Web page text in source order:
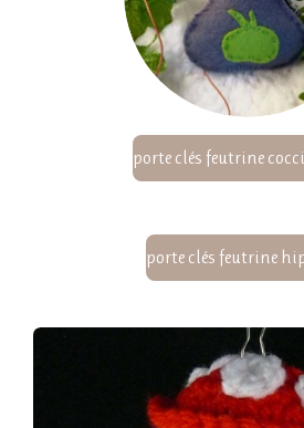
porte clés feutrine
porte clés feutrine